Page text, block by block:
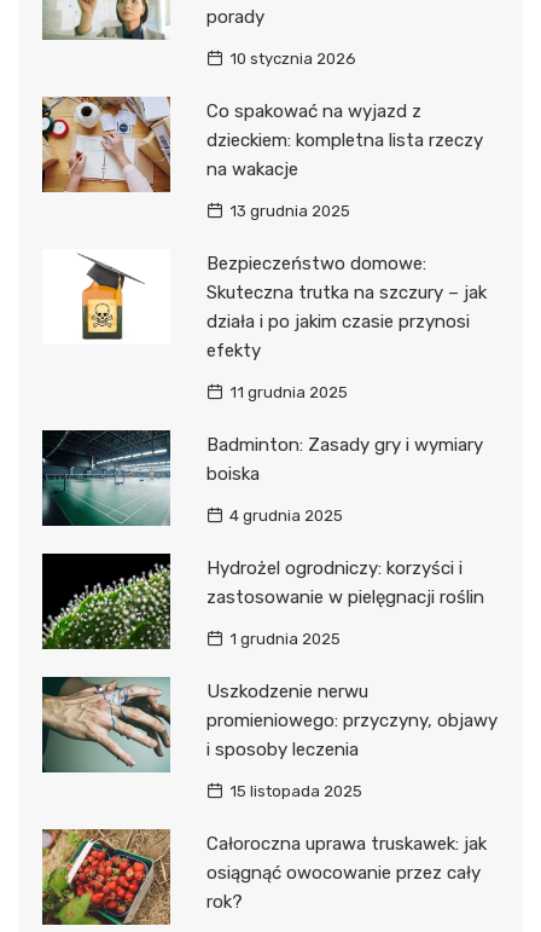
porady
10 stycznia 2026
Co spakować na wyjazd z
dzieckiem: kompletna lista rzeczy
na wakacje
13 grudnia 2025
Bezpieczeństwo domowe:
Skuteczna trutka na szczury – jak
działa i po jakim czasie przynosi
efekty
11 grudnia 2025
Badminton: Zasady gry i wymiary
boiska
4 grudnia 2025
Hydrożel ogrodniczy: korzyści i
zastosowanie w pielęgnacji roślin
1 grudnia 2025
Uszkodzenie nerwu
promieniowego: przyczyny, objawy
i sposoby leczenia
15 listopada 2025
Całoroczna uprawa truskawek: jak
osiągnąć owocowanie przez cały
rok?